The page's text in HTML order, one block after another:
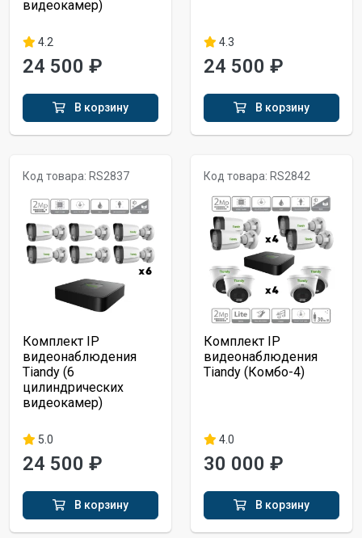
видеокамер)
4.2
24 500 ₽
В корзину
4.3
24 500 ₽
В корзину
Код товара: RS2837
Комплект IP
видеонаблюдения
Tiandy (6
цилиндрических
видеокамер)
5.0
24 500 ₽
В корзину
Код товара: RS2842
Комплект IP
видеонаблюдения
Tiandy (Комбо-4)
4.0
30 000 ₽
В корзину